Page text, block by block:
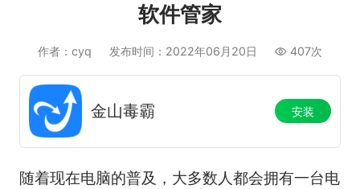
软件管家
作者：cyq 发布时间：2022年06月20日 407次
金山毒霸 安装
随着现在电脑的普及，大多数人都会拥有一台电